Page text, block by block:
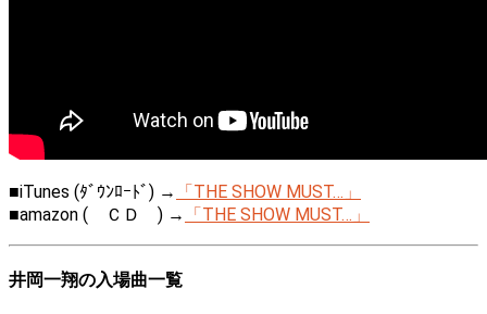
■iTunes (ﾀﾞｳﾝﾛｰﾄﾞ) →
「THE SHOW MUST…」
■amazon ( ＣＤ ) →
「THE SHOW MUST…」
井岡一翔の入場曲一覧